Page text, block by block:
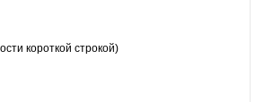
короткой строкой)